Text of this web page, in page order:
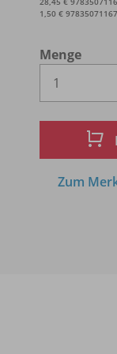
Menge
1,50 €
Zum